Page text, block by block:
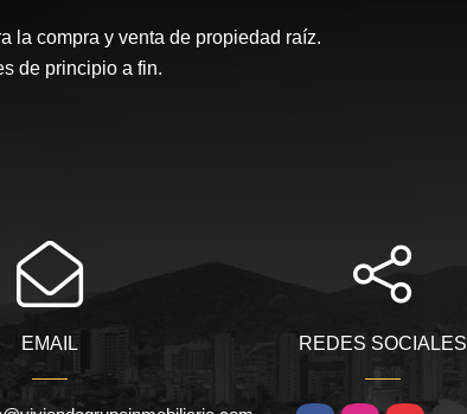
la compra y venta de propiedad raíz.
de principio a fin.
EMAIL REDES SOCIALES